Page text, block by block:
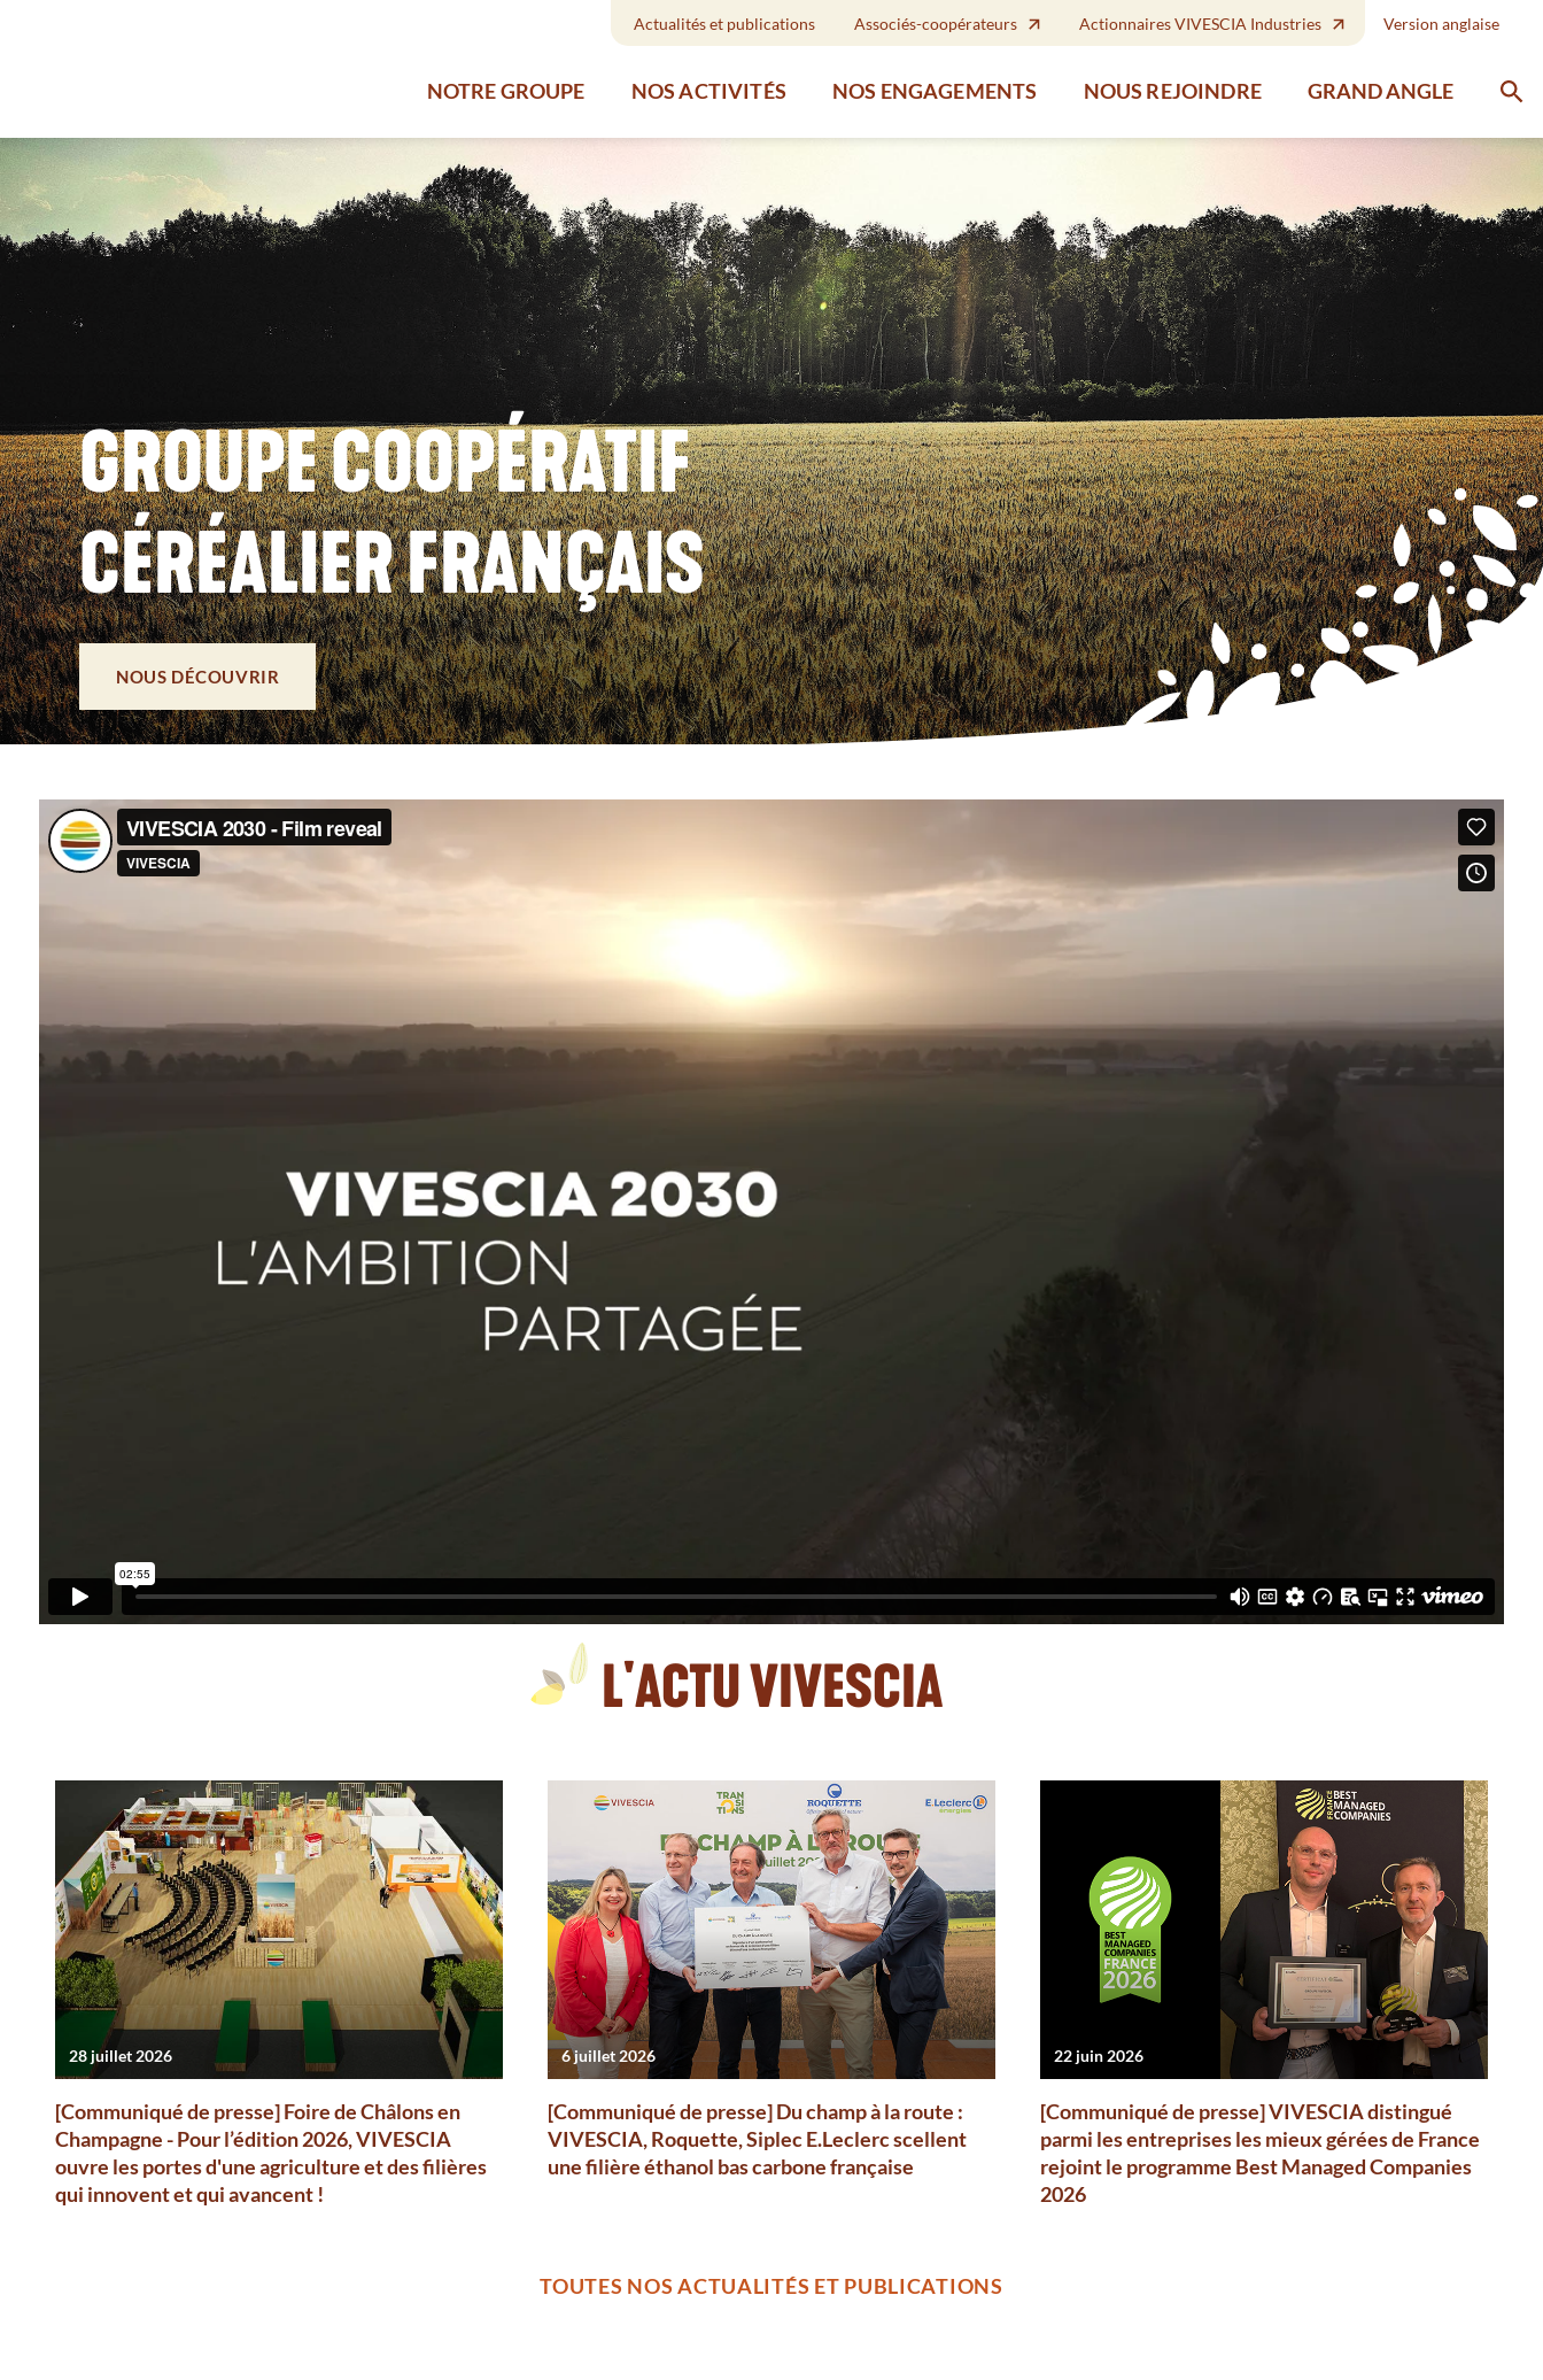
Actualités et publications Associés-coopérateurs Actionnaires VIVESCIA Industries Version anglaise
NOTRE GROUPE NOS ACTIVITÉS NOS ENGAGEMENTS NOUS REJOINDRE GRAND ANGLE
GROUPE COOPÉRATIF
CÉRÉALIER FRANÇAIS
NOUS DÉCOUVRIR
L'ACTU VIVESCIA
28 juillet 2026
[Communiqué de presse] Foire de Châlons en
Champagne - Pour l’édition 2026, VIVESCIA
ouvre les portes d'une agriculture et des filières
qui innovent et qui avancent !
6 juillet 2026
[Communiqué de presse] Du champ à la route :
VIVESCIA, Roquette, Siplec E.Leclerc scellent
une filière éthanol bas carbone française
22 juin 2026
[Communiqué de presse] VIVESCIA distingué
parmi les entreprises les mieux gérées de France
rejoint le programme Best Managed Companies
2026
TOUTES NOS ACTUALITÉS ET PUBLICATIONS